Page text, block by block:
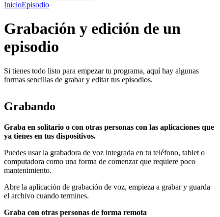
InicioEpisodio
Grabación y edición de un
episodio
Si tienes todo listo para empezar tu programa, aquí hay algunas
formas sencillas de grabar y editar tus episodios.
Grabando
Graba en solitario o con otras personas con las aplicaciones que
ya tienes en tus dispositivos.
Puedes usar la grabadora de voz integrada en tu teléfono, tablet o
computadora como una forma de comenzar que requiere poco
mantenimiento.
Abre la aplicación de grabación de voz, empieza a grabar y guarda
el archivo cuando termines.
Graba con otras personas de forma remota